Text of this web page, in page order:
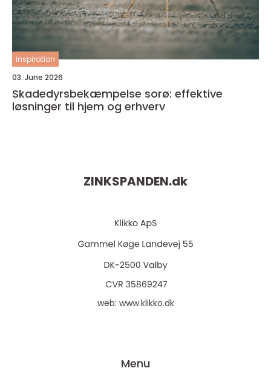
inspiration
03. June 2026
Skadedyrsbekæmpelse sorø: effektive
løsninger til hjem og erhverv
ZINKSPANDEN.dk
web: www.klikko.dk
Menu